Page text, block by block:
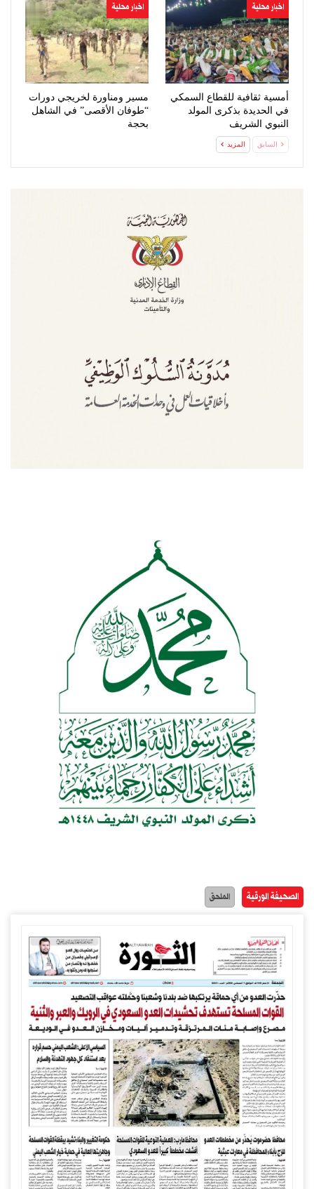
اخبار محلية
أمسية ثقافية للقطاع السمكي
في الحديدة بذكرى المولد
النبوي الشريف
اخبار محلية
مسير ومناورة لخريجي دورات
“طوفان الأقصى” في الشاهل
بحجة
السابق المزيد
الصحيفة الورقية الملحق